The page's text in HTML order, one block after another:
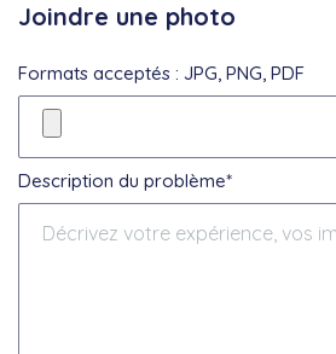
Joindre une photo
Formats acceptés : JPG, PNG, PDF
Description du problème*